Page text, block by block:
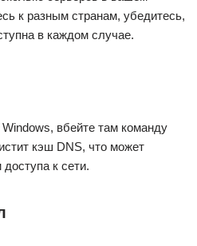
к разным странам, убедитесь,
в каждом случае.
вбейте там команду
кэш DNS, что может
к сети.